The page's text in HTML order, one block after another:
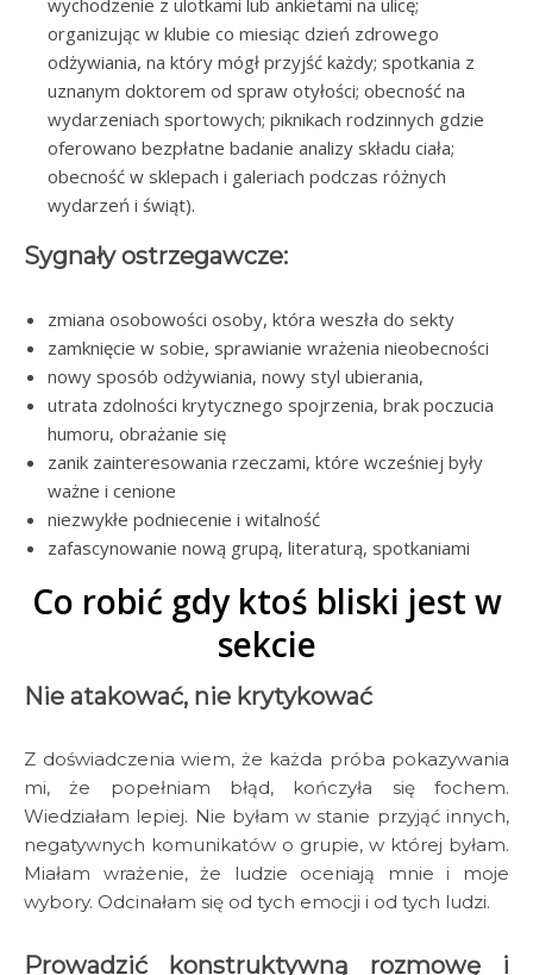
wychodzenie z ulotkami lub ankietami na ulicę;
organizując w klubie co miesiąc dzień zdrowego
odżywiania, na który mógł przyjść każdy; spotkania z
uznanym doktorem od spraw otyłości; obecność na
wydarzeniach sportowych; piknikach rodzinnych gdzie
oferowano bezpłatne badanie analizy składu ciała;
obecność w sklepach i galeriach podczas różnych
wydarzeń i świąt).
Sygnały ostrzegawcze:
zmiana osobowości osoby, która weszła do sekty
zamknięcie w sobie, sprawianie wrażenia nieobecności
nowy sposób odżywiania, nowy styl ubierania,
utrata zdolności krytycznego spojrzenia, brak poczucia
humoru, obrażanie się
zanik zainteresowania rzeczami, które wcześniej były
ważne i cenione
niezwykłe podniecenie i witalność
zafascynowanie nową grupą, literaturą, spotkaniami
Co robić gdy ktoś bliski jest w
sekcie
Nie atakować, nie krytykować
Z doświadczenia wiem, że każda próba pokazywania
mi, że popełniam błąd, kończyła się fochem.
Wiedziałam lepiej. Nie byłam w stanie przyjąć innych,
negatywnych komunikatów o grupie, w której byłam.
Miałam wrażenie, że ludzie oceniają mnie i moje
wybory. Odcinałam się od tych emocji i od tych ludzi.
Prowadzić konstruktywną rozmowę i